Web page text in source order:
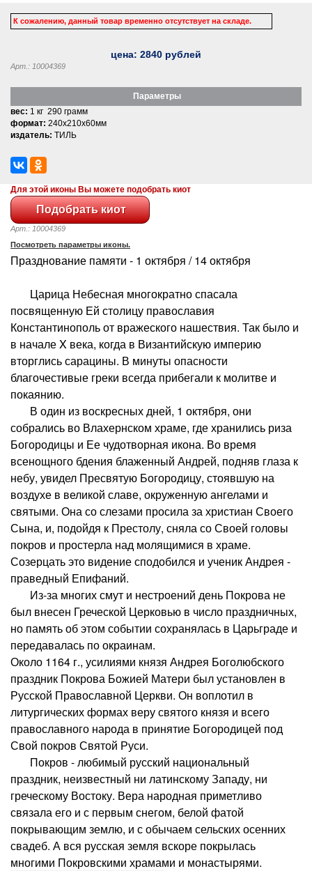
К сожалению, данный товар временно отсутствует на складе.
цена: 2840 рублей
Арт.: 10004369
Параметры
вес: 1 кг 290 грамм
формат: 240x210x60мм
издатель: ТИЛЬ
Для этой иконы Вы можете подобрать киот
Арт.: 10004369
Посмотреть параметры иконы.
Празднование памяти - 1 октября / 14 октября
Царица Небесная многократно спасала
посвященную Ей столицу православия
Константинополь от вражеского нашествия. Так было и
в начале X века, когда в Византийскую империю
вторглись сарацины. В минуты опасности
благочестивые греки всегда прибегали к молитве и
покаянию.
В один из воскресных дней, 1 октября, они
собрались во Влахернском храме, где хранились риза
Богородицы и Ее чудотворная икона. Во время
всенощного бдения блаженный Андрей, подняв глаза к
небу, увидел Пресвятую Богородицу, стоявшую на
воздухе в великой славе, окруженную ангелами и
святыми. Она со слезами просила за христиан Своего
Сына, и, подойдя к Престолу, сняла со Своей головы
покров и простерла над молящимися в храме.
Созерцать это видение сподобился и ученик Андрея -
праведный Епифаний.
Из-за многих смут и нестроений день Покрова не
был внесен Греческой Церковью в число праздничных,
но память об этом событии сохранялась в Царьграде и
передавалась по окраинам.
Около 1164 г., усилиями князя Андрея Боголюбского
праздник Покрова Божией Матери был установлен в
Русской Православной Церкви. Он воплотил в
литургических формах веру святого князя и всего
православного народа в принятие Богородицей под
Свой покров Святой Руси.
Покров - любимый русский национальный
праздник, неизвестный ни латинскому Западу, ни
греческому Востоку. Вера народная приметливо
связала его и с первым снегом, белой фатой
покрывающим землю, и с обычаем сельских осенних
свадеб. А вся русская земля вскоре покрылась
многими Покровскими храмами и монастырями.